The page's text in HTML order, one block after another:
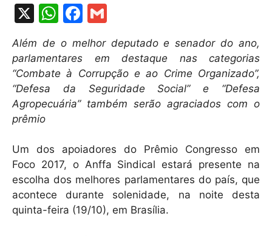
X
W
at
s
A
p
F
a
c
e
b
o
k
m
ai
l
Além de o melhor deputado e senador do ano,
parlamentares em destaque nas categorias
“Combate à Corrupção e ao Crime Organizado”,
“Defesa da Seguridade Social” e “Defesa
Agropecuária” também serão agraciados com o
prêmio
Um dos apoiadores do Prêmio Congresso em
Foco 2017, o Anffa Sindical estará presente na
escolha dos melhores parlamentares do país, que
acontece durante solenidade, na noite desta
quinta-feira (19/10), em Brasília.